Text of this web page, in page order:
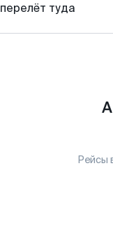
перелёт туда
Рейсы